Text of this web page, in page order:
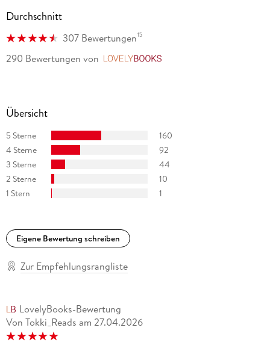
Durchschnitt
307 Bewertungen15
290 Bewertungen von
Übersicht
5 Sterne
160
4 Sterne
92
3 Sterne
44
2 Sterne
10
1 Stern
1
Eigene Bewertung schreiben
Zur Empfehlungsrangliste
LovelyBooks-Bewertung
Von Tokki_Reads am 27.04.2026